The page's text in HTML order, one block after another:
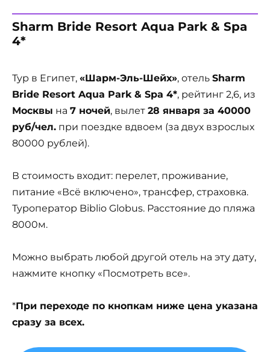
Sharm Bride Resort Aqua Park & Spa
4*
Тур в Египет, «Шарм-Эль-Шейх», отель Sharm
Bride Resort Aqua Park & Spa 4*, рейтинг 2,6, из
Москвы на 7 ночей, вылет 28 января за 40000
руб/чел. при поездке вдвоем (за двух взрослых
80000 рублей).
В стоимость входит: перелет, проживание,
питание «Всё включено», трансфер, страховка.
Туроператор Biblio Globus. Расстояние до пляжа
8000м.
Можно выбрать любой другой отель на эту дату,
нажмите кнопку «Посмотреть все».
*При переходе по кнопкам ниже цена указана
сразу за всех.